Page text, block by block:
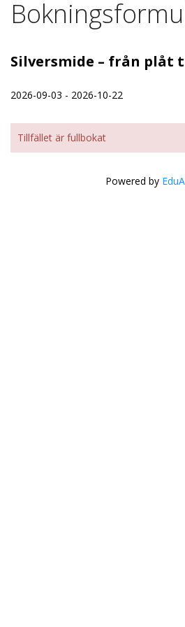
Silversmide – från plåt
2026-09-03 - 2026-10-22
Tillfället är fullbokat
Powered by